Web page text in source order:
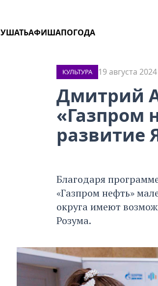
АФИШАПОГОДА
КУЛЬТУРА 19 августа
Дмитрий
«Газпром
развитие
Благодаря
«Газпром нефть»
округа имеют
Розума.